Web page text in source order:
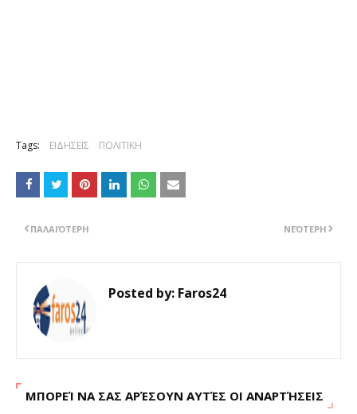
Tags: ΕΙΔΗΣΕΙΣ ΠΟΛΙΤΙΚΗ
ΝΕΌΤΕΡΗ
ΠΑΛΑΙΌΤΕΡΗ
Posted by: Faros24
ΜΠΟΡΕΊ ΝΑ ΣΑΣ ΑΡΈΣΟΥΝ ΑΥΤΈΣ ΟΙ ΑΝΑΡΤΉΣΕΙΣ